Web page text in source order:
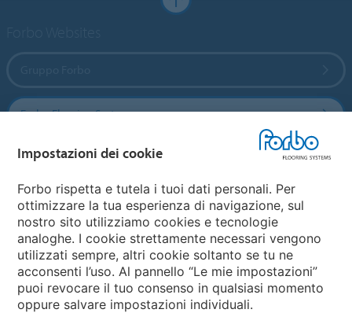
Forbo Flooring Systems
Forbo Movement Systems
Seleziona una nazione
Seleziona una nazione
Impostazioni dei cookie
Forbo rispetta e tutela i tuoi dati personali. Per
ottimizzare la tua esperienza di navigazione, sul
nostro sito utilizziamo cookies e tecnologie
analoghe. I cookie strettamente necessari vengono
utilizzati sempre, altri cookie soltanto se tu ne
acconsenti l’uso. Al pannello “Le mie impostazioni”
puoi revocare il tuo consenso in qualsiasi momento
oppure salvare impostazioni individuali.